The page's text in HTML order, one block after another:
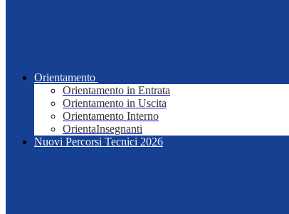
Orientamento
Orientamento in Entrata
Orientamento in Uscita
Orientamento Interno
OrientaInsegnanti
Nuovi Percorsi Tecnici 2026